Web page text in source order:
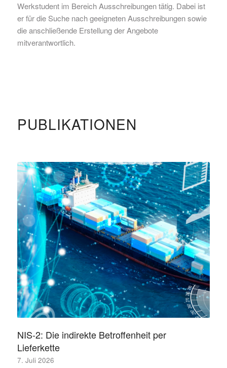
Werkstudent im Bereich Ausschreibungen tätig. Dabei ist
er für die Suche nach geeigneten Ausschreibungen sowie
die anschließende Erstellung der Angebote
mitverantwortlich.
PUBLIKATIONEN
NIS-2: Die indirekte Betroffenheit per
Lieferkette
7. Juli 2026